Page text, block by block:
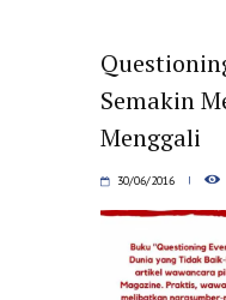
Semakin
Menggali
30/06/2016